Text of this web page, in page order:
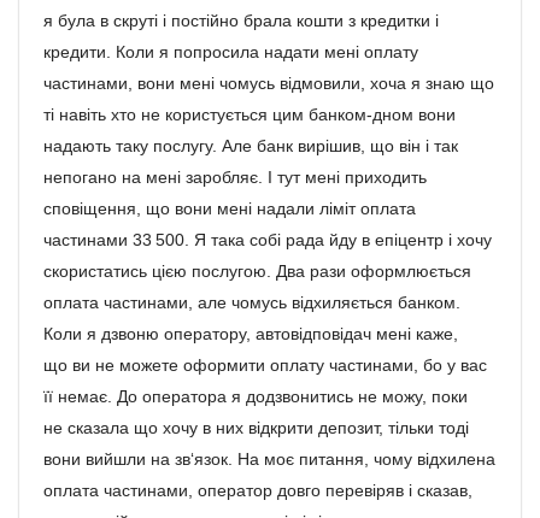
я була в скруті і постійно брала кошти з кредитки і
кредити. Коли я попросила надати мені оплату
частинами, вони мені чомусь відмовили, хоча я знаю що
ті навіть хто не користується цим банком-дном вони
надають таку послугу. Але банк вирішив, що він і так
непогано на мені заробляє. І тут мені приходить
сповіщення, що вони мені надали ліміт оплата
частинами 33 500. Я така собі рада йду в епіцентр і хочу
скористатись цією послугою. Два рази оформлюється
оплата частинами, але чомусь відхиляється банком.
Коли я дзвоню оператору, автовідповідач мені каже,
що ви не можете оформити оплату частинами, бо у вас
її немає. До оператора я додзвонитись не можу, поки
не сказала що хочу в них відкрити депозит, тільки тоді
вони вийшли на зв‘язок. На моє питання, чому відхилена
оплата частинами, оператор довго перевіряв і сказав,